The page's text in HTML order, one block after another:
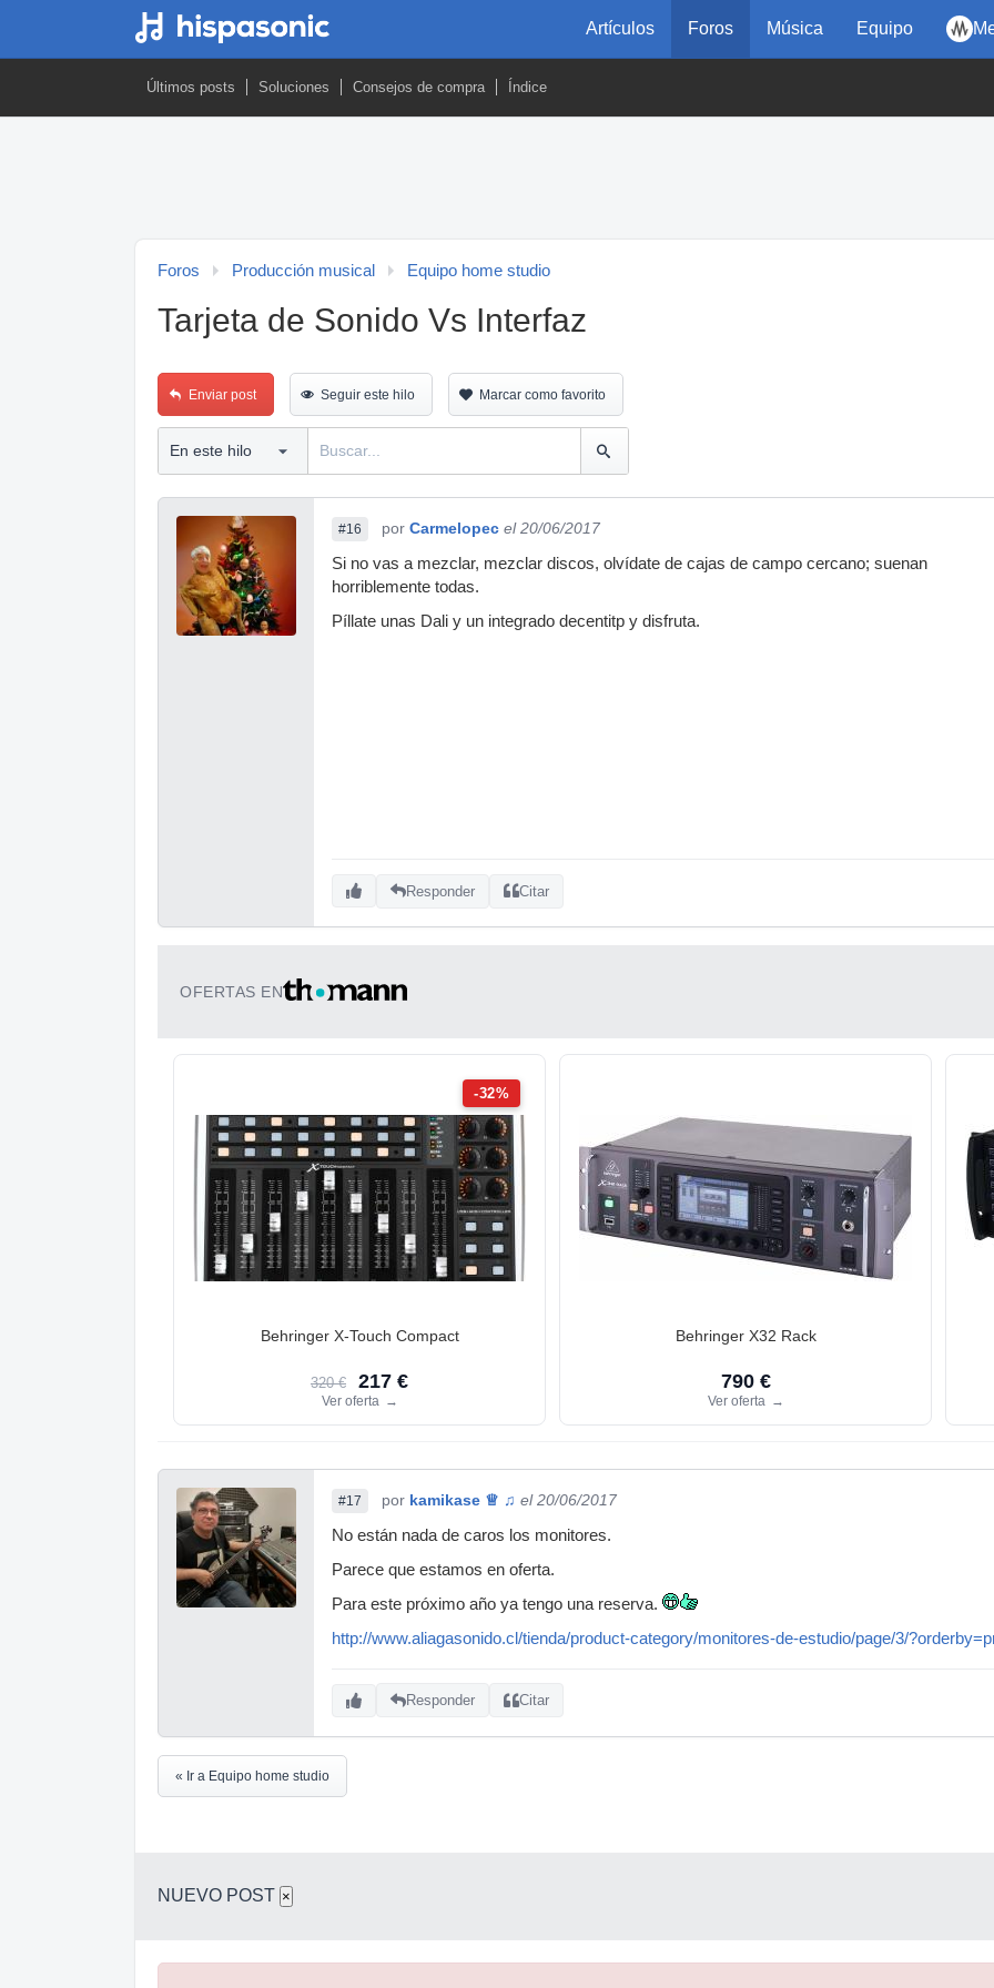
Artículos Foros Música Equipo
Últimos posts Soluciones Consejos de compra Índice
Foros Producción musical Equipo home studio
Tarjeta de Sonido Vs Interfaz
Enviar post Seguir este hilo Marcar como favorito
#16 por Carmelopec el 20/06/2017
Si no vas a mezclar, mezclar discos, olvídate de cajas de campo cercano; suenan
horriblemente todas.
Píllate unas Dali y un integrado decentitp y disfruta.
Responder Citar
OFERTAS EN
-32%
Behringer X-Touch Compact
320 € 217 €
Ver oferta →
Behringer X32 Rack
790 €
Ver oferta →
#17 por kamikase ♕ ♫ el 20/06/2017
No están nada de caros los monitores.
Parece que estamos en oferta.
Para este próximo año ya tengo una reserva.
http://www.aliagasonido.cl/tienda/product-category/monitores-de-estudio/page/3/
Responder Citar
« Ir a Equipo home studio
NUEVO POST ×